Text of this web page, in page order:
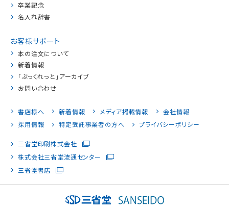
卒業記念
名入れ辞書
お客様サポート
本の注文について
新着情報
「ぶっくれっと」アーカイブ
お問い合わせ
書店様へ 新着情報 メディア掲載情報
会社情報
採用情報
特定受託事業者の方へ プライバシーポリシー
三省堂印刷株式会社
株式会社三省堂流通センター
三省堂書店